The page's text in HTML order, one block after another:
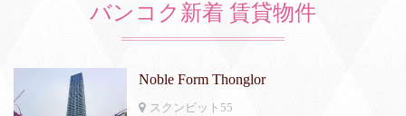
バンコク新着 賃貸物件
Noble Form Thonglor
スクンビット55